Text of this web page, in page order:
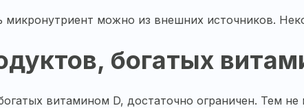
микронутриент можно из внешних источников.
богатых
витамином D, достаточно ограничен. Тем